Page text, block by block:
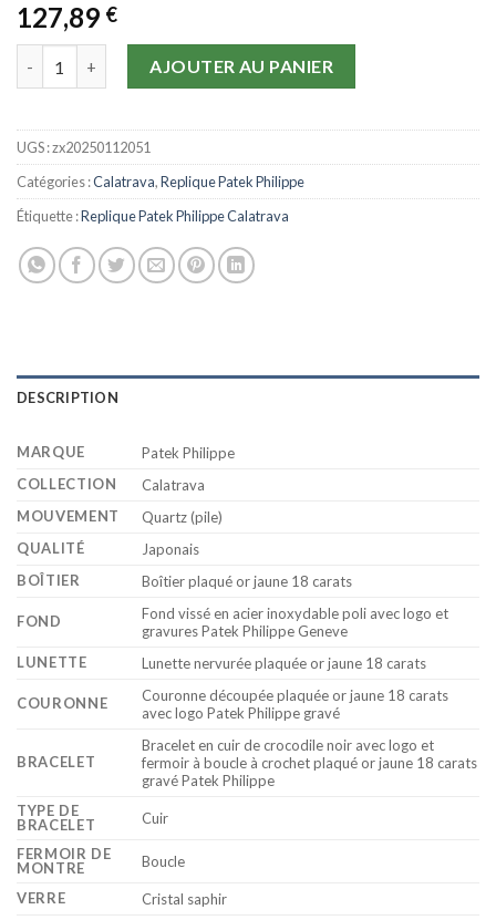
127,89 €
AJOUTER AU PANIER
UGS :zx20250112051
Catégories :Calatrava,Replique Patek Philippe
Étiquette :Replique Patek Philippe Calatrava
DESCRIPTION
MARQUE
Patek Philippe
COLLECTION
Calatrava
MOUVEMENT
Quartz (pile)
QUALITÉ
Japonais
BOÎTIER
Boîtier plaqué or jaune 18 carats
FOND
Fond vissé en acier inoxydable poli avec logo et
gravures Patek Philippe Geneve
LUNETTE
Lunette nervurée plaquée or jaune 18 carats
COURONNE
Couronne découpée plaquée or jaune 18 carats
avec logo Patek Philippe gravé
BRACELET
Bracelet en cuir de crocodile noir avec logo et
fermoir à boucle à crochet plaqué or jaune 18 carats
gravé Patek Philippe
TYPE DE
BRACELET
Cuir
FERMOIR DE
MONTRE
Boucle
VERRE
Cristal saphir